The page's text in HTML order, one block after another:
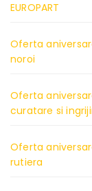
EUROPART
Oferta
noroi
Oferta
curatare si
Oferta
rutiera